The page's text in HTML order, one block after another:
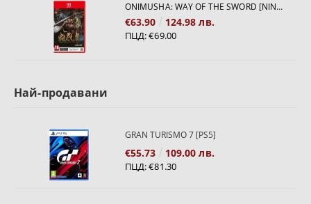
ONIMUSHA: WAY OF THE SWORD [NINTENDO SWITCH 2]
€63.90 124.98 лв.
ПЦД:€69.00
Най-продавани
GRAN TURISMO 7 [PS5]
€55.73 109.00 лв.
ПЦД:€81.30